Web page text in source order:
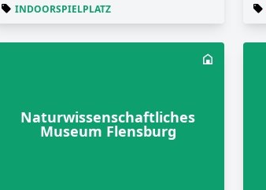
INDOORSPIELPLATZ
Naturwissenschaftliches
Museum Flensburg